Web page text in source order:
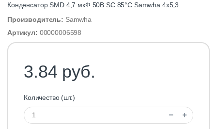
Конденсатор SMD 4,7 мкФ 50В SC 85°C Samwha 4х5,3
Производитель: Samwha
Артикул: 00000006598
3.84 руб.
Количество (шт.)